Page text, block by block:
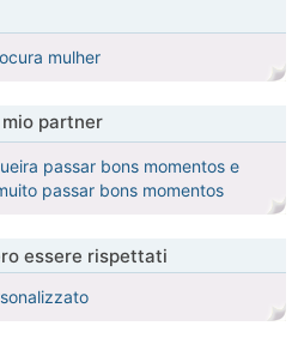
mulher
partner
passar bons momentos e
passar bons momentos
essere rispettati